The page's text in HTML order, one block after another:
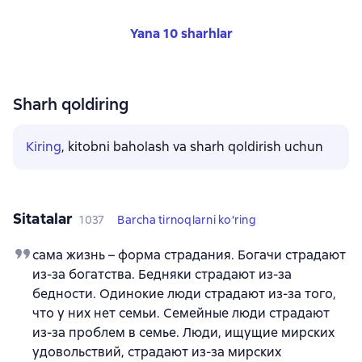
Yana 10 sharhlar
Sharh qoldiring
Kiring, kitobni baholash va sharh qoldirish uchun
Sitatalar 1037 Barcha tirnoqlarni ko'ring
сама жизнь – форма страдания. Богачи страдают
из-за богатства. Бедняки страдают из-за
бедности. Одинокие люди страдают из-за того,
что у них нет семьи. Семейные люди страдают
из-за проблем в семье. Люди, ищущие мирских
удовольствий, страдают из-за мирских